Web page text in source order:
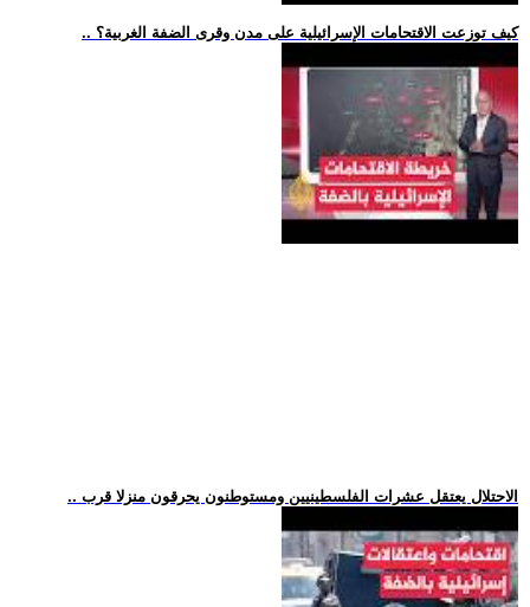
.. كيف توزعت الاقتحامات الإسرائيلية على مدن وقرى الضفة الغربية؟
.. الاحتلال يعتقل عشرات الفلسطينيين ومستوطنون يحرقون منزلا قرب